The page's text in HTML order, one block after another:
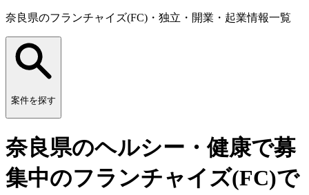
奈良県のフランチャイズ(FC)・独立・開業・起業情報一覧
案件を探す
奈良県のヘルシー・健康で募
集中のフランチャイズ(FC)で